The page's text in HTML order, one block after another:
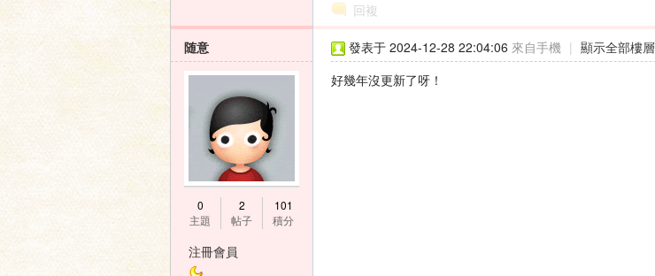
回複
随意
0
主題
2
帖子
101
積分
注冊會員
發表于 2024-12-28 22:04:06 來自手機 | 顯示全部樓層
好幾年沒更新了呀！